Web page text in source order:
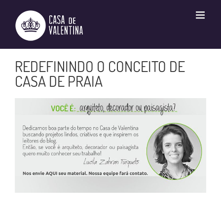
conteúdo
REDEFININDO O CONCEITO DE
CASA DE PRAIA